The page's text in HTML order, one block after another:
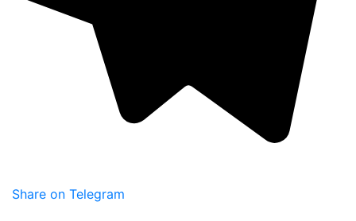
Share on Telegram